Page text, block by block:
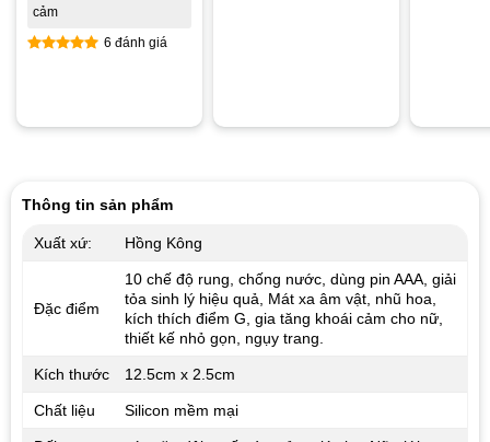
cảm
6 đánh giá
Thông tin sản phẩm
Xuất xứ: Hồng Kông
Đặc điểm
10 chế độ rung, chống nước, dùng pin AAA, giải
tỏa sinh lý hiệu quả, Mát xa âm vật, nhũ hoa,
kích thích điểm G, gia tăng khoái cảm cho nữ,
thiết kế nhỏ gọn, ngụy trang.
Kích thước 12.5cm x 2.5cm
Chất liệu Silicon mềm mại